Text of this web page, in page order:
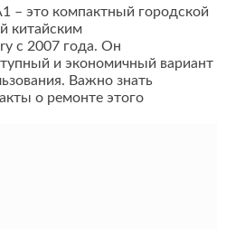
– это компактный городской
китайским
с 2007 года. Он
и экономичный вариант
Важно знать
о ремонте этого